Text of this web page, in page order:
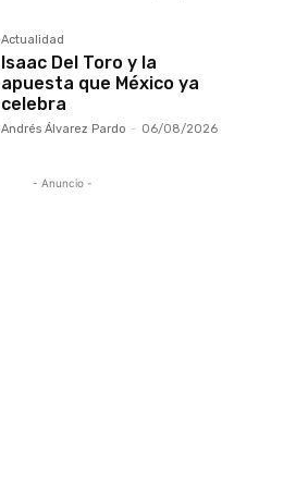
Actualidad
Isaac Del Toro y la
apuesta que México ya
celebra
Andrés Álvarez Pardo - 06/08/2026
- Anuncio -